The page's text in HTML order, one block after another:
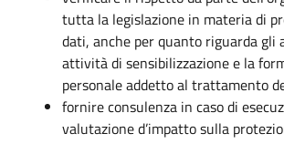
tutta la legislazione in materia di
dati, anche per quanto riguarda gli
attività di sensibilizzazione e la
personale addetto al trattamento
fornire consulenza in caso di
valutazione d’impatto sulla